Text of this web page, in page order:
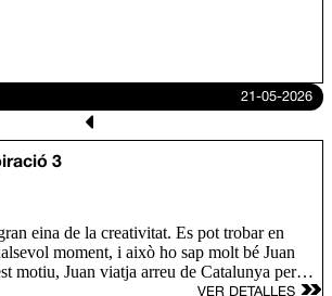
21-05-2026
3
eina de la creativitat. Es pot trobar en
moment, i això ho sap molt bé Juan
motiu, Juan viatja arreu de Catalunya per
de tres nous artesans i descobrim com
VER DETALLES